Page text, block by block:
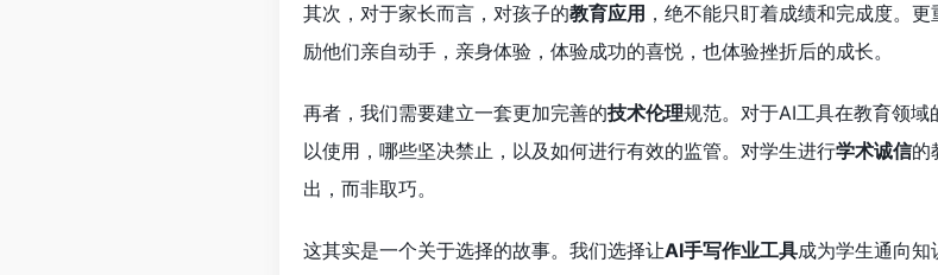
其次，对于家长而言，对孩子的教育应用 ，绝不能只盯着成绩和完成度。
励他们亲自动手，亲身体验，体验成功的喜悦，也体验挫折后的成长。
再者，我们需要建立一套更加完善的技术伦理规范。对于AI工具在教育领
以使用，哪些坚决禁止，以及如何进行有效的监管。对学生进行学术诚信的
出，而非取巧。
这其实是一个关于选择的故事。我们选择让AI手写作业工具成为学生通向知